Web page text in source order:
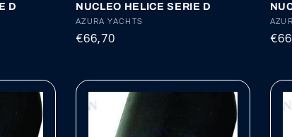
D NUCLEO HELICE SERIE D
Proveedor:
AZURA YACHTS
Precio
€66,70